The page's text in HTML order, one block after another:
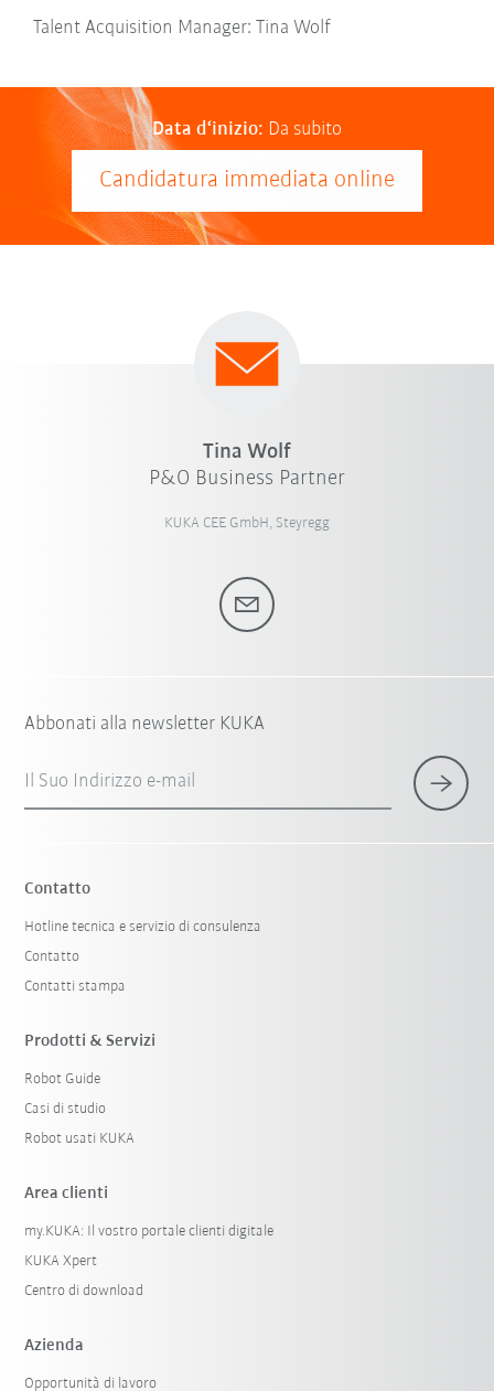
Talent Acquisition Manager: Tina Wolf
Data d‘inizio: Da subito
Candidatura immediata online
Tina Wolf
P&O Business Partner
KUKA CEE GmbH, Steyregg
Abbonati alla newsletter KUKA
Il Suo Indirizzo e-mail
Contatto
Hotline tecnica e servizio di consulenza
Contatto
Contatti stampa
Prodotti & Servizi
Robot Guide
Casi di studio
Robot usati KUKA
Area clienti
my.KUKA: Il vostro portale clienti digitale
KUKA Xpert
Centro di download
Azienda
Opportunità di lavoro